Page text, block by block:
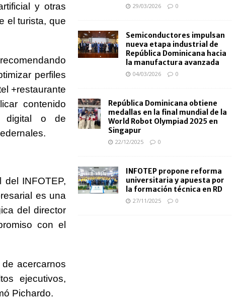
y otras
el turista, que
perfiles
+restaurante
contenido
digital o de
INFOTEP,
es una
del director
con el
acercarnos
ejecutivos,
Pichardo.
29/03/2026 0
Semiconductores impulsan
nueva etapa industrial de
República Dominicana hacia
la manufactura avanzada
04/03/2026 0
República Dominicana obtiene
medallas en la final mundial de la
World Robot Olympiad 2025 en
Singapur
22/12/2025 0
INFOTEP propone reforma
universitaria y apuesta por
la formación técnica en RD
27/11/2025 0